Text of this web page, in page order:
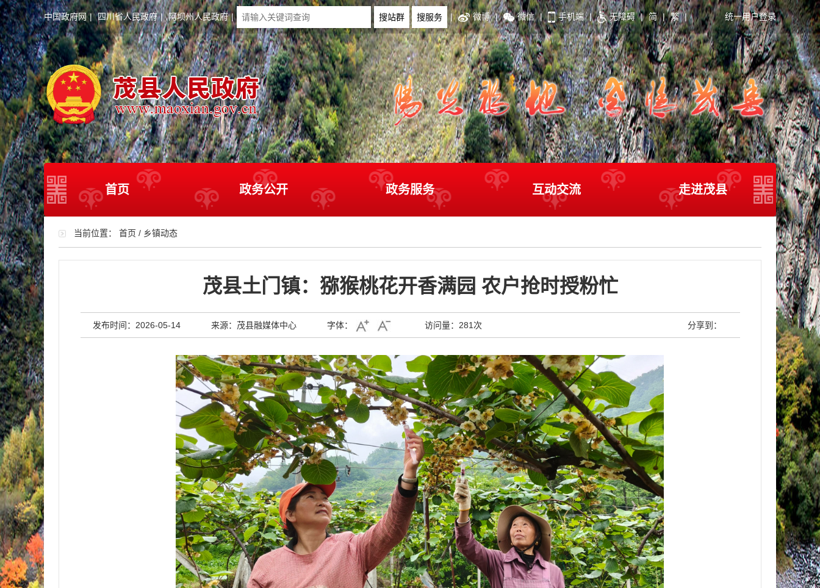
中国政府网 | 四川省人民政府 | 阿坝州人民政府 | | 微博 | 微信 | 手机端 | 无障碍 | 简 | 繁 | 统一用户登录
首页 政务公开 政务服务 互动交流 走进茂县
当前位置： 首页 / 乡镇动态
茂县土门镇：猕猴桃花开香满园 农户抢时授粉忙
发布时间：2026-05-14 来源：茂县融媒体中心 字体： 访问量： 281次 分享到：